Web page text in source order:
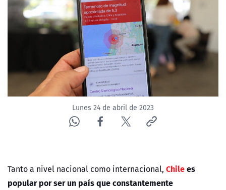
ACTUALIDAD Y TENDENCIAS
CORPORATIVO Y TRANSPARENCIA
CANAL DE DENUNCIAS
ÁREA DE PROYECTOS
Lunes 24 de abril de 2023
Tanto a nivel nacional como internacional, Chilees
popular por ser un país que constantemente